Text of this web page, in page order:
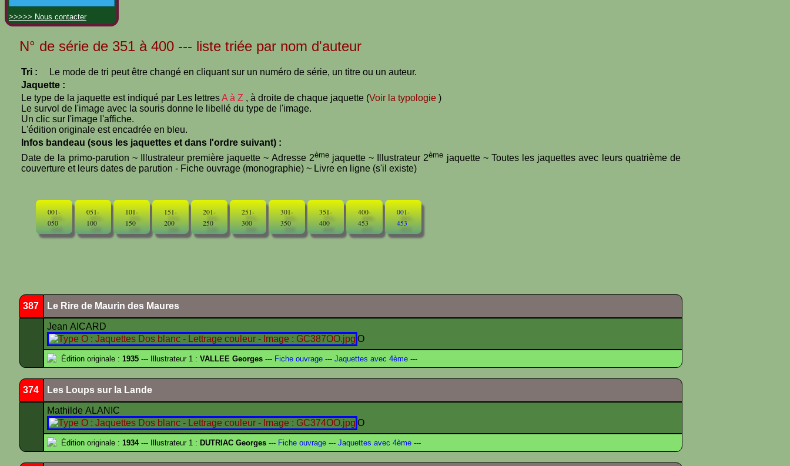
>>>>> Nous contacter
N° de série de 351 à 400 --- liste triée par nom d'auteur
Tri :
Le mode de tri peut être changé en cliquant sur un numéro de série, un titre ou un auteur.
Jaquette :
Le type de la jaquette est indiqué par Les lettresA à Z , à droite de chaque jaquette (Voir la typologie )
Le survol de l'image avec la souris donne le libellé du type de l'image.
Un clic sur l'image l'affiche.
L'édition originale est encadrée en bleu.
Infos bandeau (sous les jaquettes et dans l'ordre suivant) :
Date de la primo-parution ~ Illustrateur première jaquette ~ Adresse 2èmejaquette ~ Illustrateur 2ème jaquette ~ Toutes les jaquettes avec leurs quatrième de
couverture et leurs dates de parution - Fiche ouvrage (monographie) ~ Livre en ligne (s'il existe)
001-
050
051-
100
101-
150
151-
200
201-
250
251-
300
301-
350
351-
400
400-
453
001-
453
387 Le Rire de Maurin des Maures
Jean AICARD
O
Édition originale : 1935 --- Illustrateur 1 : VALLEE Georges --- Fiche ouvrage --- Jaquettes avec 4ème ---
374 Les Loups sur la Lande
Mathilde ALANIC
O
Édition originale : 1934--- Illustrateur 1 : DUTRIAC Georges --- Fiche ouvrage --- Jaquettes avec 4ème ---